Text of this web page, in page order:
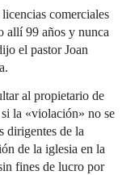
comerciales
allí 99 años y nunca
el pastor Joan
al propietario de
la «violación» no se
dirigentes de la
de la iglesia en la
fines de lucro por